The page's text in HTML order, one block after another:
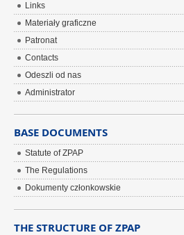
Links
Materiały graficzne
Patronat
Contacts
Odeszli od nas
Administrator
BASE DOCUMENTS
Statute of ZPAP
The Regulations
Dokumenty członkowskie
THE STRUCTURE OF ZPAP